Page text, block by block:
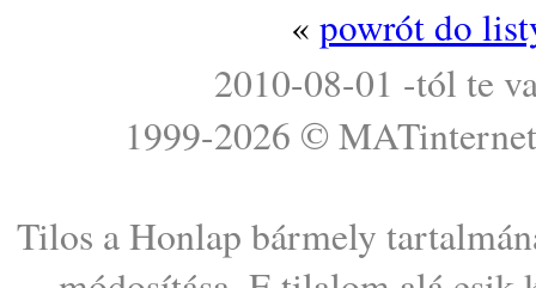
« powrót do
2010-08-01 -tól te
1999-2026 © MATinternet
Tilos a Honlap bármely